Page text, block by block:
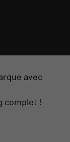
avec
complet !